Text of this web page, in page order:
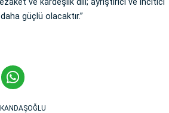
ve kardeşlik dili; ayrıştırıcı ve incitici
güçlü olacaktır.”